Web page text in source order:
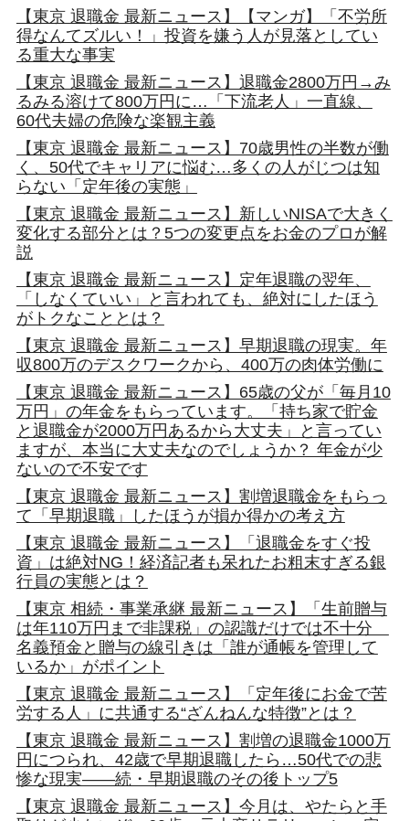
【東京 退職金 最新ニュース】【マンガ】「不労所
得なんてズルい！」投資を嫌う人が見落としてい
る重大な事実
【東京 退職金 最新ニュース】退職金2800万円→み
るみる溶けて800万円に…「下流老人」一直線、
60代夫婦の危険な楽観主義
【東京 退職金 最新ニュース】70歳男性の半数が働
く、50代でキャリアに悩む…多くの人がじつは知
らない「定年後の実態」
【東京 退職金 最新ニュース】新しいNISAで大きく
変化する部分とは？5つの変更点をお金のプロが解
説
【東京 退職金 最新ニュース】定年退職の翌年、
「しなくていい」と言われても、絶対にしたほう
がトクなこととは？
【東京 退職金 最新ニュース】早期退職の現実。年
収800万のデスクワークから、400万の肉体労働に
【東京 退職金 最新ニュース】65歳の父が「毎月10
万円」の年金をもらっています。「持ち家で貯金
と退職金が2000万円あるから大丈夫」と言ってい
ますが、本当に大丈夫なのでしょうか？ 年金が少
ないので不安です
【東京 退職金 最新ニュース】割増退職金をもらっ
て「早期退職」したほうが損か得かの考え方
【東京 退職金 最新ニュース】「退職金をすぐ投
資」は絶対NG！経済記者も呆れたお粗末すぎる銀
行員の実態とは？
【東京 相続・事業承継 最新ニュース】「生前贈与
は年110万円まで非課税」の認識だけでは不十分
名義預金と贈与の線引きは「誰が通帳を管理して
いるか」がポイント
【東京 退職金 最新ニュース】「定年後にお金で苦
労する人」に共通する“ざんねんな特徴”とは？
【東京 退職金 最新ニュース】割増の退職金1000万
円につられ、42歳で早期退職したら…50代での悲
惨な現実――続・早期退職のその後トップ5
【東京 退職金 最新ニュース】今月は、やたらと手